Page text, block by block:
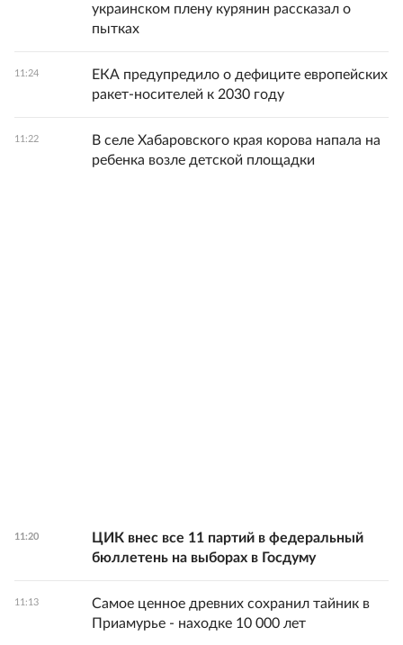
украинском плену курянин рассказал о
пытках
11:24
ЕКА предупредило о дефиците европейских
ракет-носителей к 2030 году
11:22
В селе Хабаровского края корова напала на
ребенка возле детской площадки
11:20
ЦИК внес все 11 партий в федеральный
бюллетень на выборах в Госдуму
11:13
Самое ценное древних сохранил тайник в
Приамурье - находке 10 000 лет